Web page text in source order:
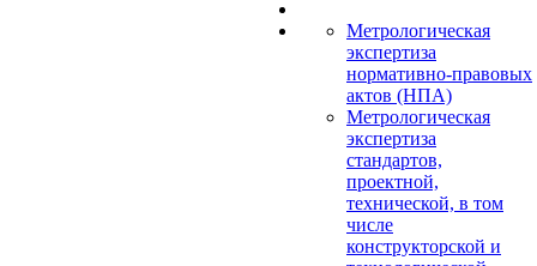
Метрологическая
экспертиза
нормативно-правовых
актов (НПА)
Метрологическая
экспертиза
стандартов,
проектной,
технической, в том
числе
конструкторской и